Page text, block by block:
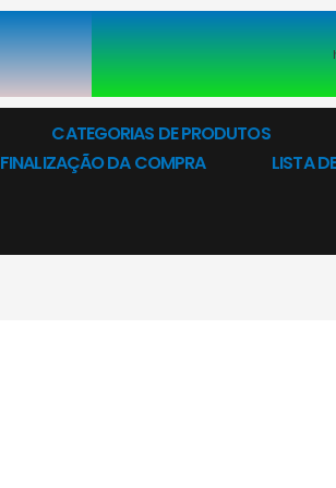
CATEGORIAS DE PRODUTOS
FINALIZAÇÃO DA COMPRA LISTA